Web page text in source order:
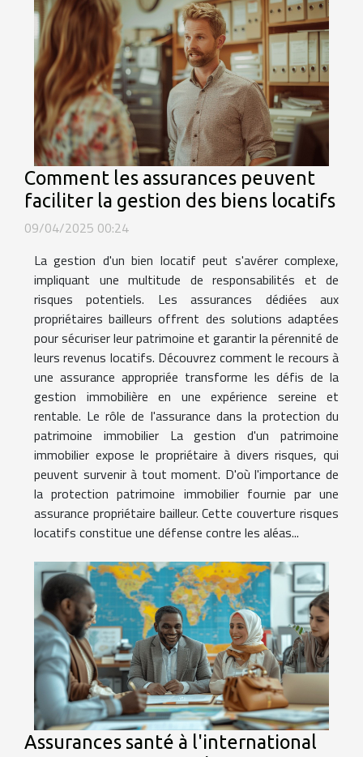
Comment les assurances peuvent
faciliter la gestion des biens locatifs
09/04/2025 00:24
La gestion d'un bien locatif peut s'avérer complexe,
impliquant une multitude de responsabilités et de
risques potentiels. Les assurances dédiées aux
propriétaires bailleurs offrent des solutions adaptées
pour sécuriser leur patrimoine et garantir la pérennité de
leurs revenus locatifs. Découvrez comment le recours à
une assurance appropriée transforme les défis de la
gestion immobilière en une expérience sereine et
rentable. Le rôle de l'assurance dans la protection du
patrimoine immobilier La gestion d'un patrimoine
immobilier expose le propriétaire à divers risques, qui
peuvent survenir à tout moment. D'où l'importance de
la protection patrimoine immobilier fournie par une
assurance propriétaire bailleur. Cette couverture risques
locatifs constitue une défense contre les aléas...
Assurances santé à l'international